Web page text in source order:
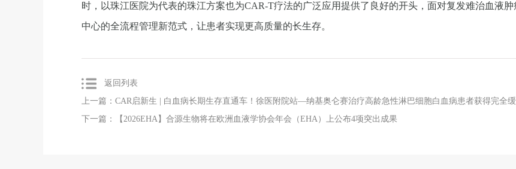
时，以珠江医院为代表的珠江方案也为CAR-T疗法的广泛应用提供了良好的开头，面对复发难治血液
中心的全流程管理新范式，让患者实现更高质量的长生存。
返回列表
上一篇：CAR启新生 | 白血病长期生存直通车！徐医附院站—纳基奥仑赛治疗高龄急性淋巴细胞白血病患者获得完全缓
下一篇：【2026EHA】合源生物将在欧洲血液学协会年会（EHA）上公布4项突出成果